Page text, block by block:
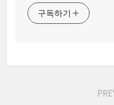
구독하기